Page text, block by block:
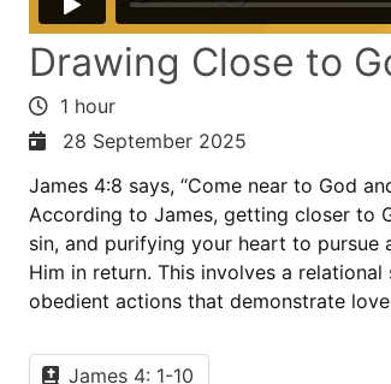
Drawing Close to
1 hour
28 September 2025
James 4:8 says, “Come near to God
According to James, getting closer to
sin, and purifying your heart to
Him in return. This involves a
obedient actions that demonstrate
James 4: 1-10